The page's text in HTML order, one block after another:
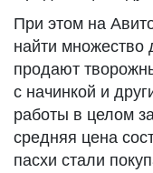
При этом на
найти множество
продают
с начинкой и
работы в целом
средняя цена
пасхи стали